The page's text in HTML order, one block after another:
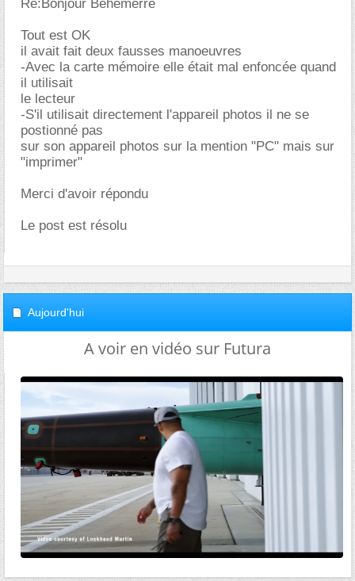
Re:Bonjour Behemerre
Tout est OK
il avait fait deux fausses manoeuvres
-Avec la carte mémoire elle était mal enfoncée quand
il utilisait
le lecteur
-S'il utilisait directement l'appareil photos il ne se
postionné pas
sur son appareil photos sur la mention "PC" mais sur
"imprimer"
Merci d'avoir répondu
Le post est résolu
Aujourd'hui
A voir en vidéo sur Futura